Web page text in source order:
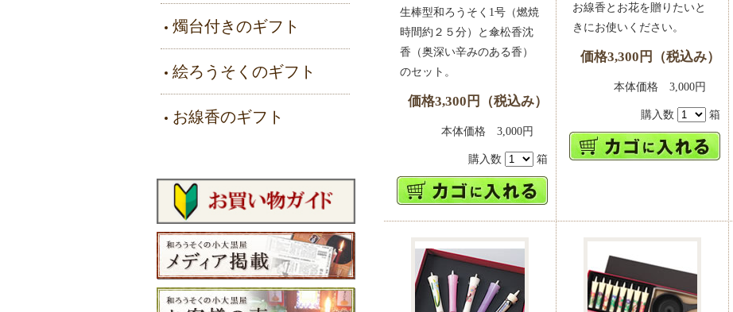
燭台付きのギフト
絵ろうそくのギフト
お線香のギフト
生棒型和ろうそく1号（燃焼
時間約２５分）と傘松香沈
香（奥深い辛みのある香）
のセット。
価格3,300円（税込み）
本体価格 3,000円
購入数 箱
お線香とお花を贈りたいと
きにお使いください。
価格3,300円（税込み）
本体価格 3,000円
購入数 箱